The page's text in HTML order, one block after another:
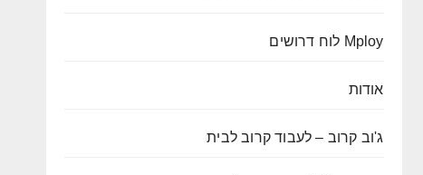
Mploy לוח דרושים
אודות
ג'וב קרוב – לעבוד קרוב לבית